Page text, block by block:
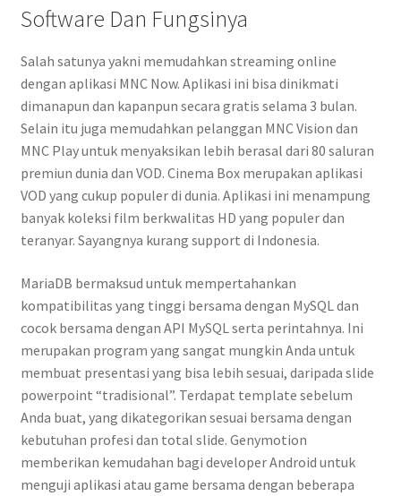
Software Dan Fungsinya
Salah satunya yakni memudahkan streaming online
dengan aplikasi MNC Now. Aplikasi ini bisa dinikmati
dimanapun dan kapanpun secara gratis selama 3 bulan.
Selain itu juga memudahkan pelanggan MNC Vision dan
MNC Play untuk menyaksikan lebih berasal dari 80 saluran
premiun dunia dan VOD. Cinema Box merupakan aplikasi
VOD yang cukup populer di dunia. Aplikasi ini menampung
banyak koleksi film berkwalitas HD yang populer dan
teranyar. Sayangnya kurang support di Indonesia.
MariaDB bermaksud untuk mempertahankan
kompatibilitas yang tinggi bersama dengan MySQL dan
cocok bersama dengan API MySQL serta perintahnya. Ini
merupakan program yang sangat mungkin Anda untuk
membuat presentasi yang bisa lebih sesuai, daripada slide
powerpoint “tradisional”. Terdapat template sebelum
Anda buat, yang dikategorikan sesuai bersama dengan
kebutuhan profesi dan total slide. Genymotion
memberikan kemudahan bagi developer Android untuk
menguji aplikasi atau game bersama dengan beberapa